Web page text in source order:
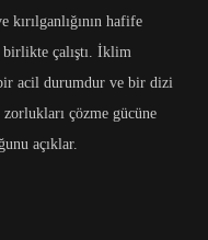
hafife
birlikte çalıştı. İklim
acil durumdur ve bir dizi
zorlukları çözme gücüne
açıklar.